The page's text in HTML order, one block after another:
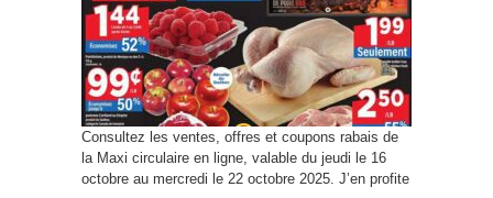
Consultez les ventes, offres et coupons rabais de
la Maxi circulaire en ligne, valable du jeudi le 16
octobre au mercredi le 22 octobre 2025. J’en profite